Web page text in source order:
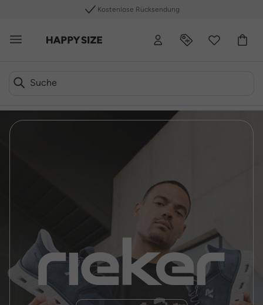
Kostenlose Rücksendung